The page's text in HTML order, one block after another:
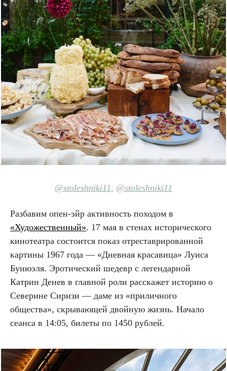
@stoleshniki11, @stoleshniki11
Разбавим опен-эйр активность походом в
«Художественный». 17 мая в стенах исторического
кинотеатра состоится показ отреставрированной
картины 1967 года — «Дневная красавица» Луиса
Бунюэля. Эротический шедевр с легендарной
Катрин Денев в главной роли расскажет историю о
Северине Сиризи — даме из «приличного
общества», скрывающей двойную жизнь. Начало
сеанса в 14:05, билеты по 1450 рублей.